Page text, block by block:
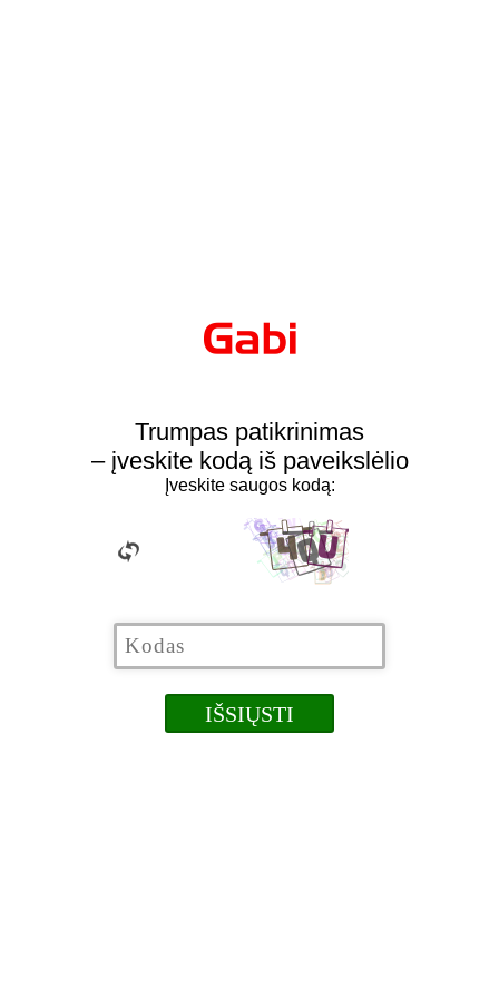
Trumpas patikrinimas
– įveskite kodą iš paveikslėlio
Įveskite saugos kodą: